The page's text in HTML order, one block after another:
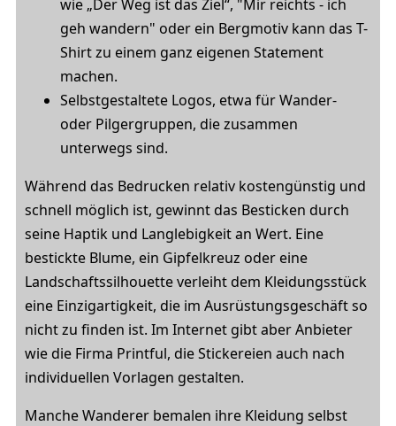
wie „Der Weg ist das Ziel“, "Mir reichts - ich
geh wandern" oder ein Bergmotiv kann das T-
Shirt zu einem ganz eigenen Statement
machen.
Selbstgestaltete Logos, etwa für Wander-
oder Pilgergruppen, die zusammen
unterwegs sind.
Während das Bedrucken relativ kostengünstig und
schnell möglich ist, gewinnt das Besticken durch
seine Haptik und Langlebigkeit an Wert. Eine
bestickte Blume, ein Gipfelkreuz oder eine
Landschaftssilhouette verleiht dem Kleidungsstück
eine Einzigartigkeit, die im Ausrüstungsgeschäft so
nicht zu finden ist. Im Internet gibt aber Anbieter
wie die Firma Printful, die Stickereien auch nach
individuellen Vorlagen gestalten.
Manche Wanderer bemalen ihre Kleidung selbst